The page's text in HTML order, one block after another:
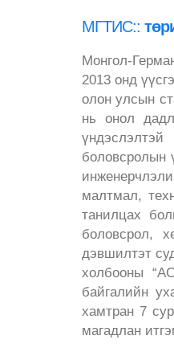
МГТИС::
Монгол-
2013 онд
олон улсын
нь онол
боловсролын
малтмал,
танилцах
боловсрол,
дэвшилтэт
холбооны
байгалийн
хамтран 7
магадлан